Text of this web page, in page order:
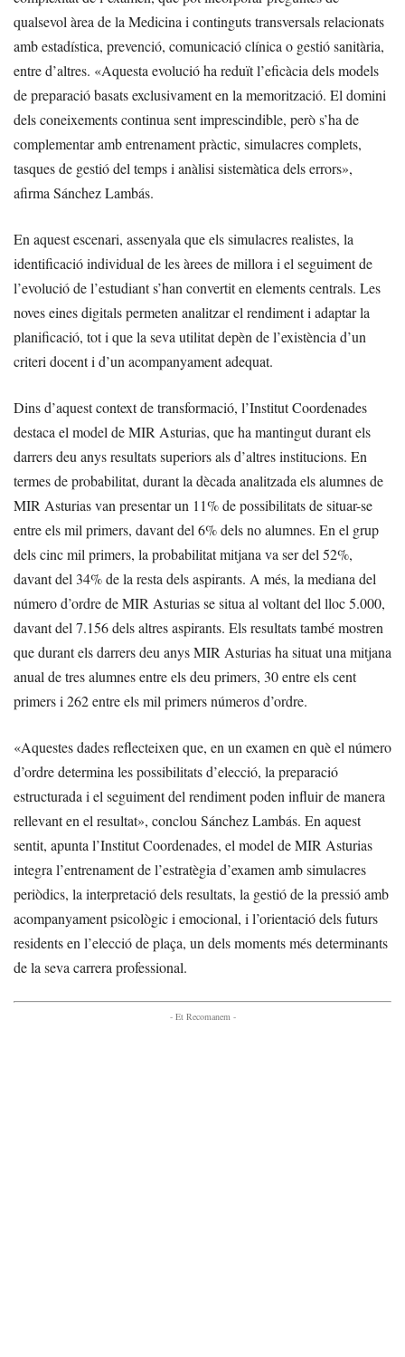
qualsevol àrea de la Medicina i continguts transversals relacionats
amb estadística, prevenció, comunicació clínica o gestió sanitària,
entre d’altres. «Aquesta evolució ha reduït l’eficàcia dels models
de preparació basats exclusivament en la memorització. El domini
dels coneixements continua sent imprescindible, però s’ha de
complementar amb entrenament pràctic, simulacres complets,
tasques de gestió del temps i anàlisi sistemàtica dels errors»,
afirma Sánchez Lambás.
En aquest escenari, assenyala que els simulacres realistes, la
identificació individual de les àrees de millora i el seguiment de
l’evolució de l’estudiant s’han convertit en elements centrals. Les
noves eines digitals permeten analitzar el rendiment i adaptar la
planificació, tot i que la seva utilitat depèn de l’existència d’un
criteri docent i d’un acompanyament adequat.
Dins d’aquest context de transformació, l’Institut Coordenades
destaca el model de MIR Asturias, que ha mantingut durant els
darrers deu anys resultats superiors als d’altres institucions. En
termes de probabilitat, durant la dècada analitzada els alumnes de
MIR Asturias van presentar un 11% de possibilitats de situar-se
entre els mil primers, davant del 6% dels no alumnes. En el grup
dels cinc mil primers, la probabilitat mitjana va ser del 52%,
davant del 34% de la resta dels aspirants. A més, la mediana del
número d’ordre de MIR Asturias se situa al voltant del lloc 5.000,
davant del 7.156 dels altres aspirants. Els resultats també mostren
que durant els darrers deu anys MIR Asturias ha situat una mitjana
anual de tres alumnes entre els deu primers, 30 entre els cent
primers i 262 entre els mil primers números d’ordre.
«Aquestes dades reflecteixen que, en un examen en què el número
d’ordre determina les possibilitats d’elecció, la preparació
estructurada i el seguiment del rendiment poden influir de manera
rellevant en el resultat», conclou Sánchez Lambás. En aquest
sentit, apunta l’Institut Coordenades, el model de MIR Asturias
integra l’entrenament de l’estratègia d’examen amb simulacres
periòdics, la interpretació dels resultats, la gestió de la pressió amb
acompanyament psicològic i emocional, i l’orientació dels futurs
residents en l’elecció de plaça, un dels moments més determinants
de la seva carrera professional.
- Et Recomanem -